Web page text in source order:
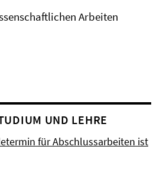
Arbeiten
UND LEHRE
für Abschlussarbeiten ist